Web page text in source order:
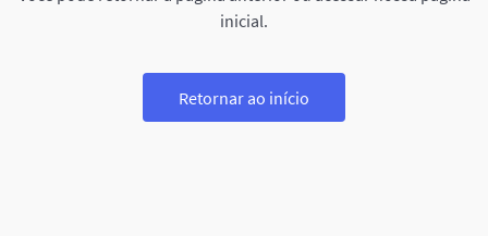
inicial.
Retornar ao início